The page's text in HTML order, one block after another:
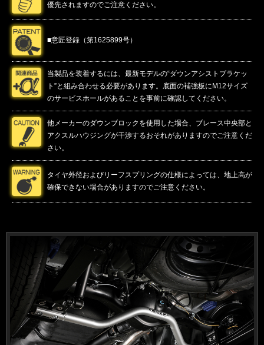
優先されますのでご注意ください。
■意匠登録（第1625899号）
当製品を装着するには、最新モデルの“ダウンアシストブラケッ
ト”と組み合わせる必要があります。底面の補強板にM12サイズ
のサービスホールがあることを事前に確認してください。
他メーカーのダウンブロックを使用した場合、ブレース中央部と
アクスルハウジングが干渉するおそれがありますのでご注意くだ
さい。
タイヤ外径およびリーフスプリングの仕様によっては、地上高が
確保できない場合がありますのでご注意ください。